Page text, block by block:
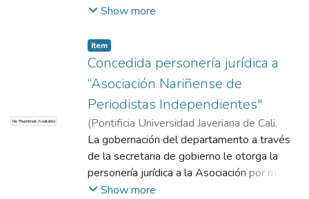
de periodismo que tendrá tres temas: La
libertad de prensa y la libertad de conciencia
periodística. Presenta las bases del
concurso, los premios y el jurado.
Show more
No Thumbnail Available
Item
Concedida personería jurídica a
“Asociación Nariñense de
Periodistas Independientes"
(Pontificia Universidad Javeriana de Cali,
1965)El Radio
La gobernación del departamento a través
de la secretaria de gobierno le otorga la
personería jurídica a la Asociación por medio
de la resolución 270 del 25 de marzo de
Show more